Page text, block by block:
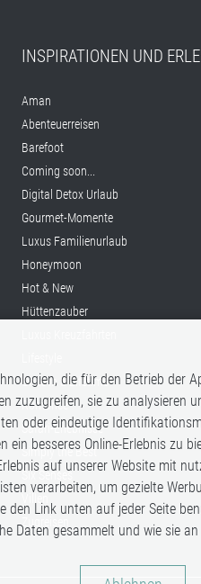
INSPIRATIONEN UND
Aman
Abenteuerreisen
Barefoot
Coming soon...
Digital Detox Urlaub
Gourmet-Momente
Luxus Familienurlaub
Honeymoon
Hot & New
Hüttenzauber
Once in a Lifetime
Romance
Safari-Erlebnisse
Simply the Best
Six Senses
Villen
Zugreisen
die für den Betrieb
zuzugreifen, sie zu analysieren
oder eindeutige
ein besseres Online-Erlebnis zu
auf unserer Website mit
verarbeiten, um gezielte
den Link unten auf jeder Seite
Daten gesammelt und wie sie